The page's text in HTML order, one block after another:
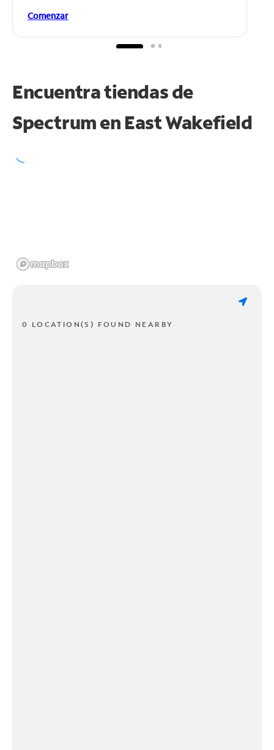
Comenzar
Encuentra tiendas de
Spectrum en East Wakefield
0 LOCATION(S) FOUND NEARBY